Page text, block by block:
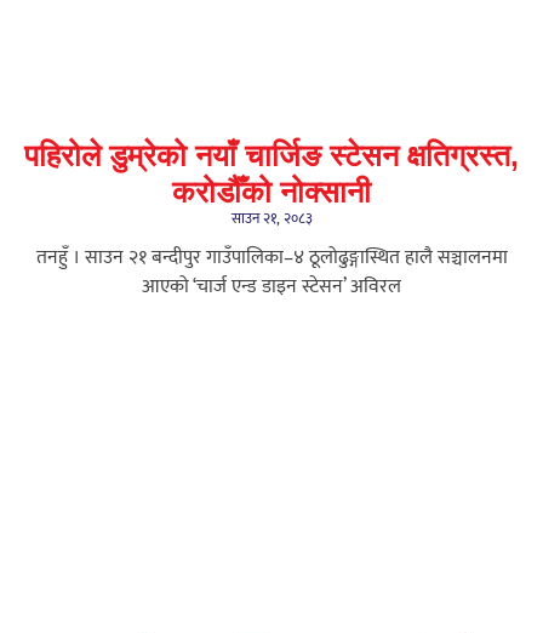
पहिरोले डुम्रेको नयाँ चार्जिङ स्टेसन क्षतिग्रस्त,
करोडौँको नोक्सानी
साउन २१, २०८३
तनहुँ । साउन २१ बन्दीपुर गाउँपालिका–४ ठूलोढुङ्गास्थित हालै सञ्चालनमा
आएको ‘चार्ज एन्ड डाइन स्टेसन’ अविरल